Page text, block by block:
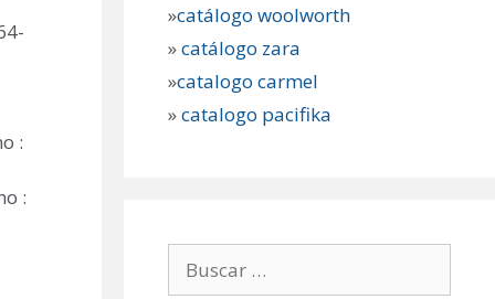
:
:
»catálogo woolworth
»catálogo zara
»catalogo carmel
»catalogo pacifika